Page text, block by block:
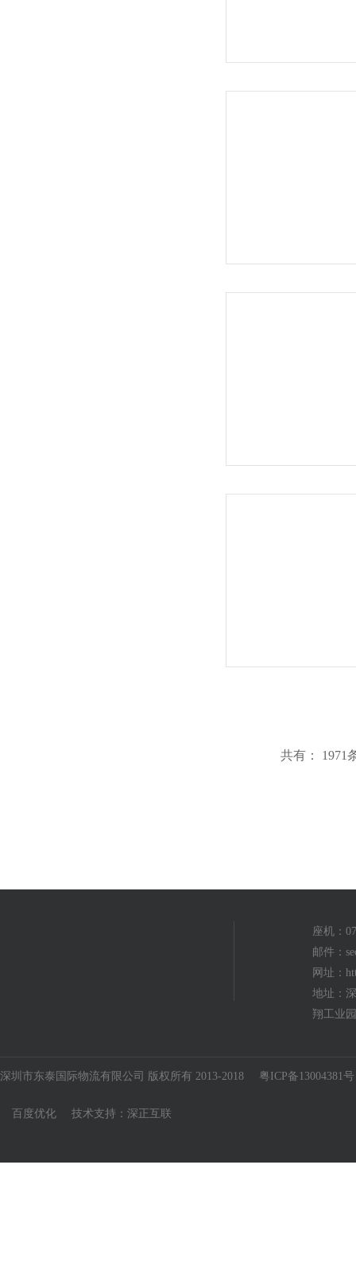
共有： 1971
座机：
邮件：
网址：
地址：
翔工业
深圳市东泰国际物流有限公司 版权所有 2013-2018 粤ICP备13004381号
百度优化 技术支持： 深正互联